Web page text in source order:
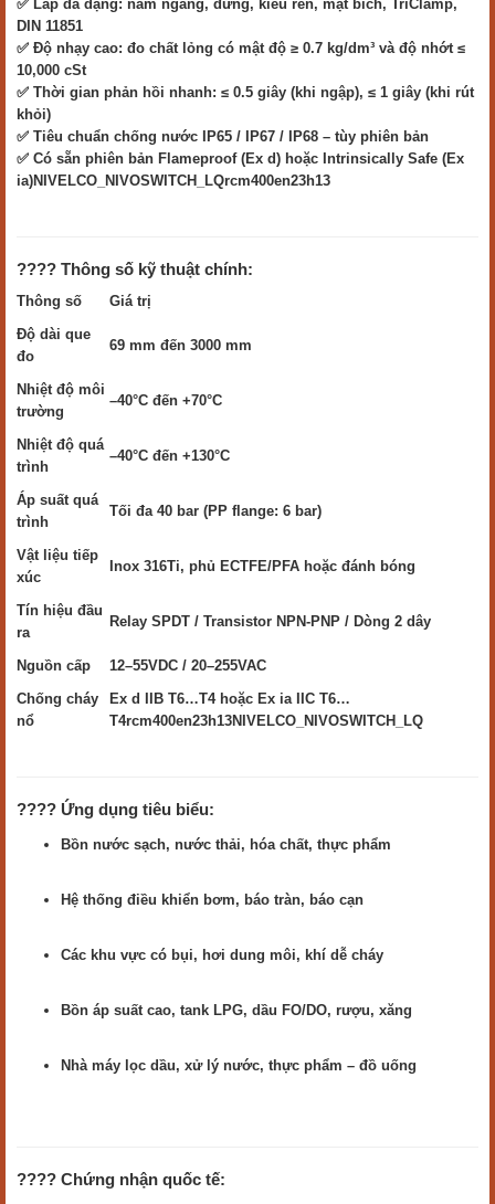
✅ Lắp đa dạng: nằm ngang, đứng, kiểu ren, mặt bích, TriClamp,
DIN 11851
✅ Độ nhạy cao: đo chất lỏng có mật độ ≥ 0.7 kg/dm³ và độ nhớt ≤
10,000 cSt
✅ Thời gian phản hồi nhanh: ≤ 0.5 giây (khi ngập), ≤ 1 giây (khi rút
khỏi)
✅ Tiêu chuẩn chống nước IP65 / IP67 / IP68 – tùy phiên bản
✅ Có sẵn phiên bản Flameproof (Ex d) hoặc Intrinsically Safe (Ex
ia)NIVELCO_NIVOSWITCH_LQrcm400en23h13
???? Thông số kỹ thuật chính:
Thông số
Giá trị
Độ dài que
đo
69 mm đến 3000 mm
Nhiệt độ môi
trường
–40°C đến +70°C
Nhiệt độ quá
trình
–40°C đến +130°C
Áp suất quá
trình
Tối đa 40 bar (PP flange: 6 bar)
Vật liệu tiếp
xúc
Inox 316Ti, phủ ECTFE/PFA hoặc đánh bóng
Tín hiệu đầu
ra
Relay SPDT / Transistor NPN-PNP / Dòng 2 dây
Nguồn cấp
12–55VDC / 20–255VAC
Chống cháy
nổ
Ex d IIB T6…T4 hoặc Ex ia IIC T6…
T4rcm400en23h13NIVELCO_NIVOSWITCH_LQ
???? Ứng dụng tiêu biểu:
Bồn nước sạch, nước thải, hóa chất, thực phẩm
Hệ thống điều khiển bơm, báo tràn, báo cạn
Các khu vực có bụi, hơi dung môi, khí dễ cháy
Bồn áp suất cao, tank LPG, dầu FO/DO, rượu, xăng
Nhà máy lọc dầu, xử lý nước, thực phẩm – đồ uống
???? Chứng nhận quốc tế: